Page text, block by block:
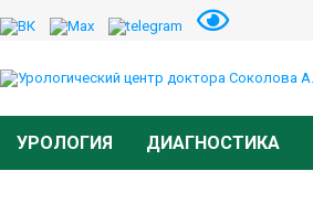
УРОЛОГИЯ ДИАГНОСТИКА